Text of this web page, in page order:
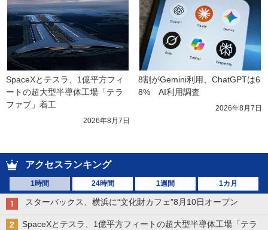
SpaceXとテスラ、1億平方フィ
ートの超大型半導体工場「テラ
ファブ」着工
2026年8月7日
8割がGemini利用、ChatGPTは6
8%　AI利用調査
2026年8月7日
アクセスランキング
1時間 24時間 1週間 1カ月
スターバックス、横浜に“文化財カフェ”8月10日オープン
SpaceXとテスラ、1億平方フィートの超大型半導体工場「テラ